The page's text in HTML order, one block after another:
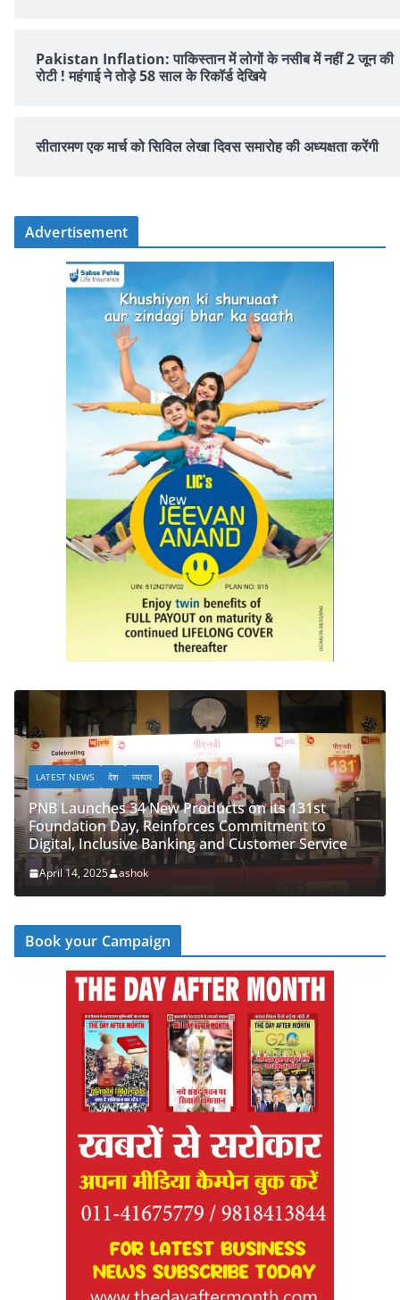
Pakistan Inflation: पाकिस्तान में लोगों के नसीब में नहीं 2 जून की
रोटी ! महंगाई ने तोड़े 58 साल के रिकॉर्ड देखिये
सीतारमण एक मार्च को सिविल लेखा दिवस समारोह की अध्यक्षता करेंगी
Advertisement
Products on its 131st
Commitment to
and Customer Service
LATEST NEWS देश व्यापार
PNB Half Marathon 2025
‘Cyber Run’ for a
Book your Campaign